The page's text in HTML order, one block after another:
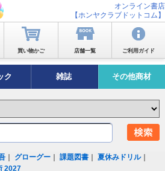
オンライン書店
【ホンヤクラブドットコム】
買い物かご 店舗一覧 ご利用ガイド
ク 雑誌 その他商材
グローグー ｜課題図書 ｜夏休みドリル｜
2027